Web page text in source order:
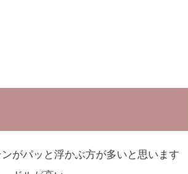
がパッと浮かぶ方が多いと思います